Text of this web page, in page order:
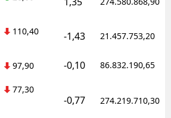
110,40 -1,43 21.457.753,20
97,90 -0,10 86.832.190,65
77,30
-0,77 274.219.710,30